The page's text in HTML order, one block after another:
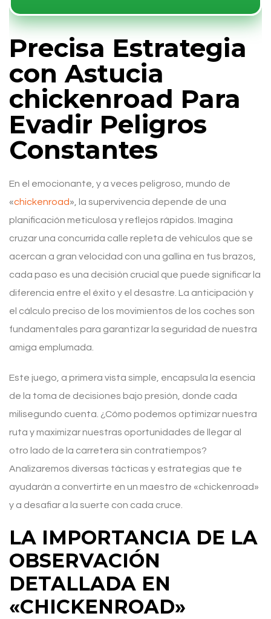
Precisa Estrategia
con Astucia
chickenroad Para
Evadir Peligros
Constantes
En el emocionante, y a veces peligroso, mundo de
«chickenroad», la supervivencia depende de una
planificación meticulosa y reflejos rápidos. Imagina
cruzar una concurrida calle repleta de vehículos que se
acercan a gran velocidad con una gallina en tus brazos,
cada paso es una decisión crucial que puede significar la
diferencia entre el éxito y el desastre. La anticipación y
el cálculo preciso de los movimientos de los coches son
fundamentales para garantizar la seguridad de nuestra
amiga emplumada.
Este juego, a primera vista simple, encapsula la esencia
de la toma de decisiones bajo presión, donde cada
milisegundo cuenta. ¿Cómo podemos optimizar nuestra
ruta y maximizar nuestras oportunidades de llegar al
otro lado de la carretera sin contratiempos?
Analizaremos diversas tácticas y estrategias que te
ayudarán a convertirte en un maestro de «chickenroad»
y a desafiar a la suerte con cada cruce.
LA IMPORTANCIA DE LA
OBSERVACIÓN
DETALLADA EN
«CHICKENROAD»